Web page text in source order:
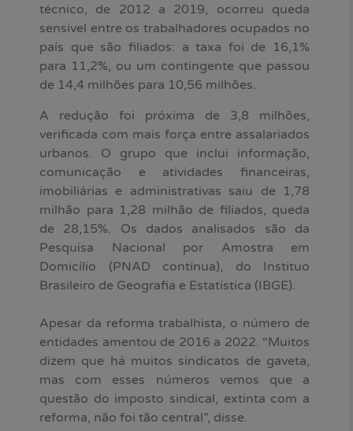
técnico, de 2012 a 2019, ocorreu queda
sensível entre os trabalhadores ocupados no
país que são filiados: a taxa foi de 16,1%
para 11,2%, ou um contingente que passou
de 14,4 milhões para 10,56 milhões.
A redução foi próxima de 3,8 milhões,
verificada com mais força entre assalariados
urbanos. O grupo que inclui informação,
comunicação e atividades financeiras,
imobiliárias e administrativas saiu de 1,78
milhão para 1,28 milhão de filiados, queda
de 28,15%. Os dados analisados são da
Pesquisa Nacional por Amostra em
Domicílio (PNAD contínua), do Instituo
Brasileiro de Geografia e Estatística (IBGE).
Apesar da reforma trabalhista, o número de
entidades amentou de 2016 a 2022. “Muitos
dizem que há muitos sindicatos de gaveta,
mas com esses números vemos que a
questão do imposto sindical, extinta com a
reforma, não foi tão central”, disse.